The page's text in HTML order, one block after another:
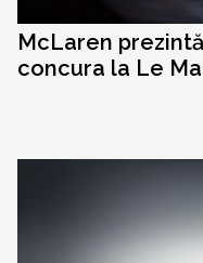
McLaren
concura la Le